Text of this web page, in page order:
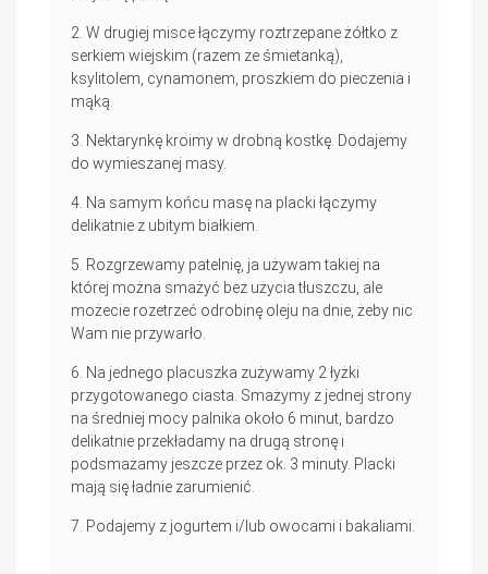
W drugiej misce łączymy roztrzepane żółtko z
serkiem wiejskim (razem ze śmietanką),
ksylitolem, cynamonem, proszkiem do pieczenia i
mąką.
Nektarynkę kroimy w drobną kostkę. Dodajemy
do wymieszanej masy.
Na samym końcu masę na placki łączymy
delikatnie z ubitym białkiem.
Rozgrzewamy patelnię, ja używam takiej na
której można smażyć bez użycia tłuszczu, ale
możecie rozetrzeć odrobinę oleju na dnie, żeby nic
Wam nie przywarło.
Na jednego placuszka zużywamy 2 łyżki
przygotowanego ciasta. Smażymy z jednej strony
na średniej mocy palnika około 6 minut, bardzo
delikatnie przekładamy na drugą stronę i
podsmażamy jeszcze przez ok. 3 minuty. Placki
mają się ładnie zarumienić.
Podajemy z jogurtem i/lub owocami i bakaliami.